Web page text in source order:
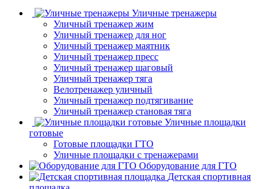
Уличные тренажеры
Уличный тренажер жим
Уличный тренажер для ног
Уличный тренажер маятник
Уличный тренажер пресс
Уличный тренажер шаговый
Уличный тренажер тяга
Велотренажер уличный
Уличный тренажер подтягивание
Уличный тренажер становая тяга
Уличные площадки
готовые
Готовые площадки ГТО
Уличные площадки с тренажерами
Оборудование для ГТО
Детская спортивная